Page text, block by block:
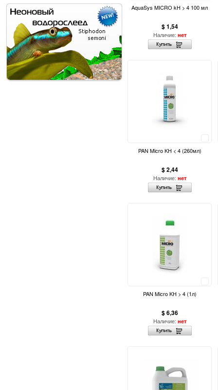
AquaSys MICRO kH > 4 100 мл
$ 1,54
Наличие: нет
PAN Micro KH < 4 (260мл)
$ 2,44
Наличие: нет
PAN Micro KH > 4 (1л)
$ 6,36
Наличие: нет